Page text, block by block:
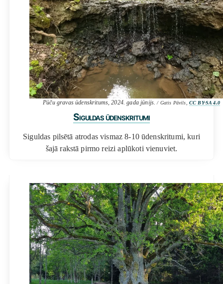
Pūču gravas ūdenskritums, 2024. gada jūnijs./ Gatis Pāvils, CC BY-SA 4.0
Siguldas ūdenskritumi
Siguldas pilsētā atrodas vismaz 8-10 ūdenskritumi, kuri
šajā rakstā pirmo reizi aplūkoti vienuviet.